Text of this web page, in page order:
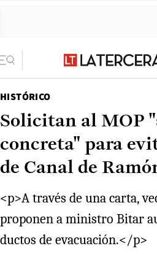
HISTÓRICO
Solicitan al MOP
concreta" para
de Canal de
<p>A través de una carta,
proponen a ministro Bitar
ductos de evacuación.</p>